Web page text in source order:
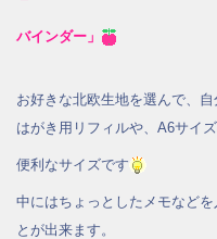
バインダー」
お好きな北欧生地を選んで、
はがき用リフィルや、A6サイ
便利なサイズです
中にはちょっとしたメモなど
とが出来ます。